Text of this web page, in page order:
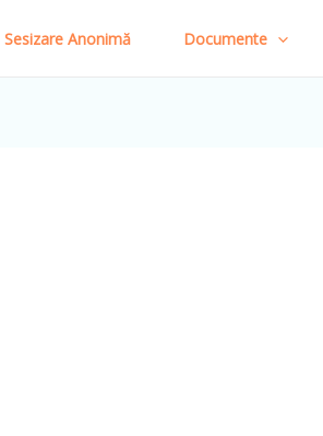
Sesizare Anonimă Documente